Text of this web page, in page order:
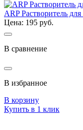
ARP Растворитель
Цена: 195 руб.
В сравнение
В избранное
В корзину
Купить в 1 клик